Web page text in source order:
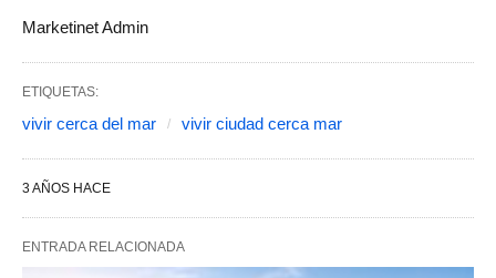
Marketinet Admin
ETIQUETAS:
vivir cerca del mar vivir ciudad cerca mar
3 AÑOS HACE
ENTRADA RELACIONADA